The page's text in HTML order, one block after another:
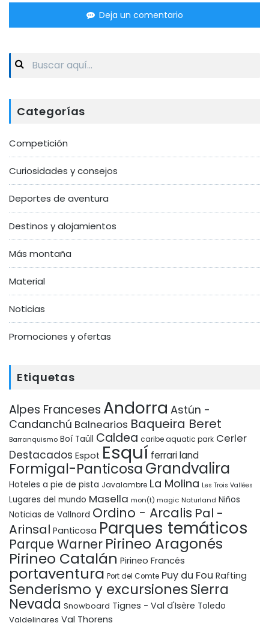
Deja un comentario
Search
for:
Categorías
Competición
Curiosidades y consejos
Deportes de aventura
Destinos y alojamientos
Más montaña
Material
Noticias
Promociones y ofertas
Etiquetas
Alpes Franceses Andorra Astún -
Candanchú Balnearios Baqueira Beret
Barranquismo Boí Taüll Caldea caribe aquatic park Cerler
Destacados Espot Esquí ferrari land
Formigal-Panticosa Grandvalira
Hoteles a pie de pista Javalambre La Molina Les Trois Vallées
Lugares del mundo Masella mon(t) magic Naturland Niños
Noticias de Vallnord Ordino - Arcalis Pal -
Arinsal Panticosa Parques temáticos
Parque Warner Pirineo Aragonés
Pirineo Catalán Pirineo Francés
portaventura Port del Comte Puy du Fou Rafting
Senderismo y excursionesSierra
Nevada Snowboard Tignes - Val d'Isère Toledo
Valdelinares Val Thorens